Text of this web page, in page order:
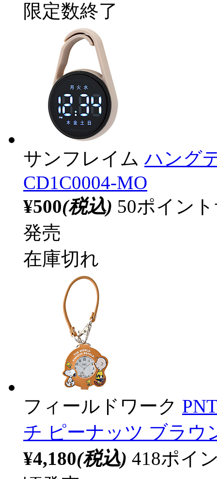
限定数終了
サンフレイム ハング
CD1C0004-MO
¥500(税込) 50ポイン
発売
在庫切れ
フィールドワーク
チ ピーナッツ ブラウ
¥4,180(税込) 418ポイ